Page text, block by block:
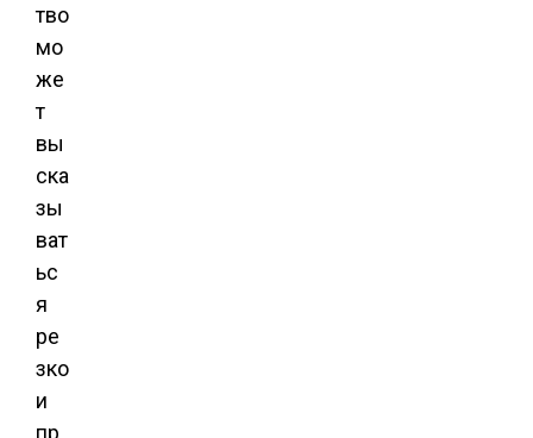
тво
мо
же
т
вы
ска
зы
ват
ьс
я
ре
зко
и
пр